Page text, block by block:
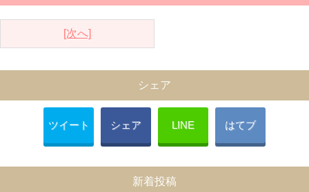
[次へ]
シェア
ツイート シェア LINE はてブ
新着投稿